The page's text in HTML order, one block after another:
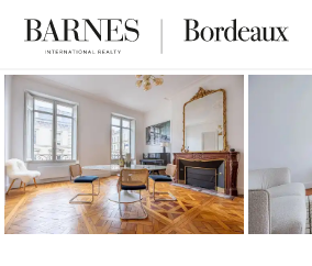
LOUÉ PAR BARNES